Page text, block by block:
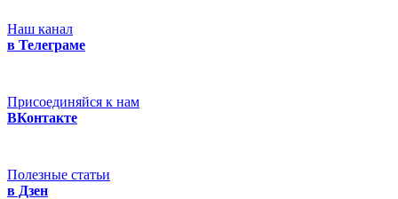
Наш канал
в Телеграме
Присоединяйся к нам
ВКонтакте
Полезные статьи
в Дзен